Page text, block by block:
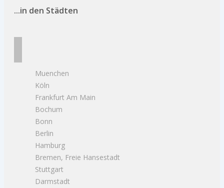
...in den Städten
Muenchen
Köln
Frankfurt Am Main
Bochum
Bonn
Berlin
Hamburg
Bremen, Freie Hansestadt
Stuttgart
Darmstadt